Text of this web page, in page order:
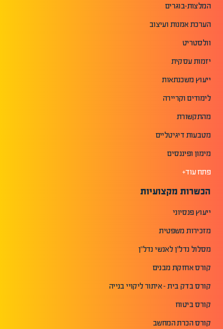
המלצות-בוגרים
הערכת אמנות ועיצוב
וולסטריט
יזמות עסקית
ייעוץ משכנתאות
לימודים וקריירה
מהתקשורת
מטבעות דיגיטליים
מימון ופיננסים
פתח עוד+
הכשרות מקצועיות
ייעוץ פנסיוני
מזכירות משפטית
מסלול נדל"ן לאנשי נדל"ן
קורס אחזקת מבנים
קורס בדק בית - איתור ליקויי בנייה
קורס ביטוח
קורס הכרת המחשב